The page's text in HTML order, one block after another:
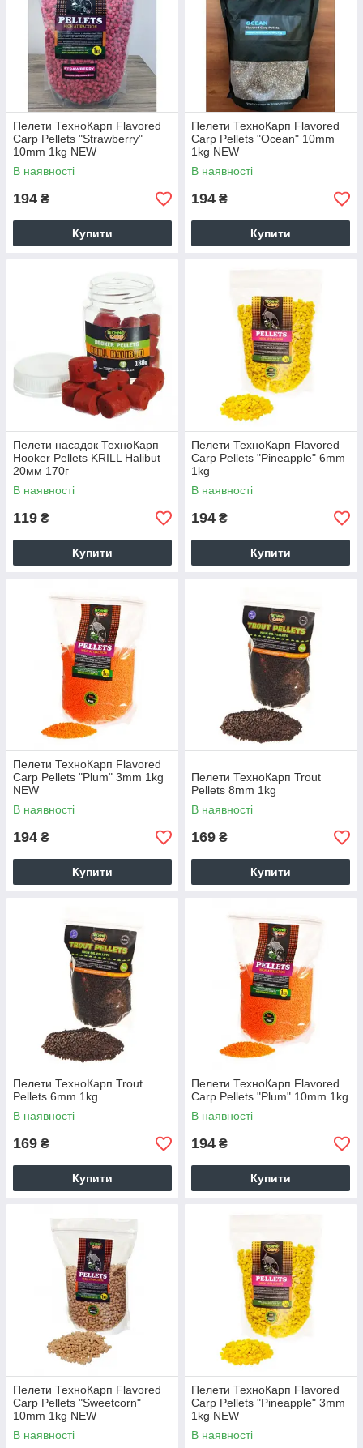
Пелети ТехноКарп Flavored
Carp Pellets "Strawberry"
10mm 1kg NEW
В наявності
194 ₴
Купити
Пелети ТехноКарп Flavored
Carp Pellets "Ocean" 10mm
1kg NEW
В наявності
194 ₴
Купити
Пелети насадок ТехноКарп
Hooker Pellets KRILL Halibut
20мм 170г
В наявності
119 ₴
Купити
Пелети ТехноКарп Flavored
Carp Pellets "Pineapple" 6mm
1kg
В наявності
194 ₴
Купити
Пелети ТехноКарп Flavored
Carp Pellets "Plum" 3mm 1kg
NEW
В наявності
194 ₴
Купити
Пелети ТехноКарп Trout
Pellets 8mm 1kg
В наявності
169 ₴
Купити
Пелети ТехноКарп Trout
Pellets 6mm 1kg
В наявності
169 ₴
Купити
Пелети ТехноКарп Flavored
Carp Pellets "Plum" 10mm 1kg
В наявності
194 ₴
Купити
Пелети ТехноКарп Flavored
Carp Pellets "Sweetcorn"
10mm 1kg NEW
В наявності
Пелети ТехноКарп Flavored
Carp Pellets "Pineapple" 3mm
1kg NEW
В наявності